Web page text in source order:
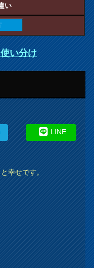
い
い分け
LINE
と幸せです。